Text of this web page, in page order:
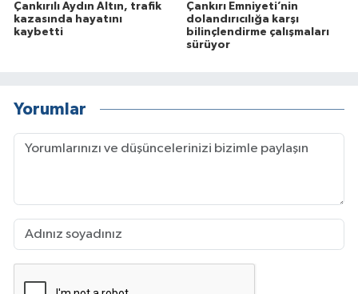
Çankırılı Aydın Altın, trafik
kazasında hayatını
kaybetti
Çankırı Emniyeti’nin
dolandırıcılığa karşı
bilinçlendirme çalışmaları
sürüyor
Yorumlar